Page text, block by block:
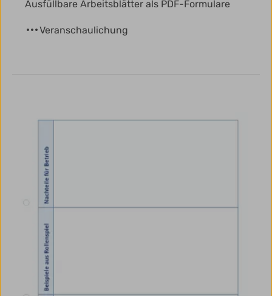
Ausfüllbare Arbeitsblätter als PDF-Formulare
Veranschaulichung